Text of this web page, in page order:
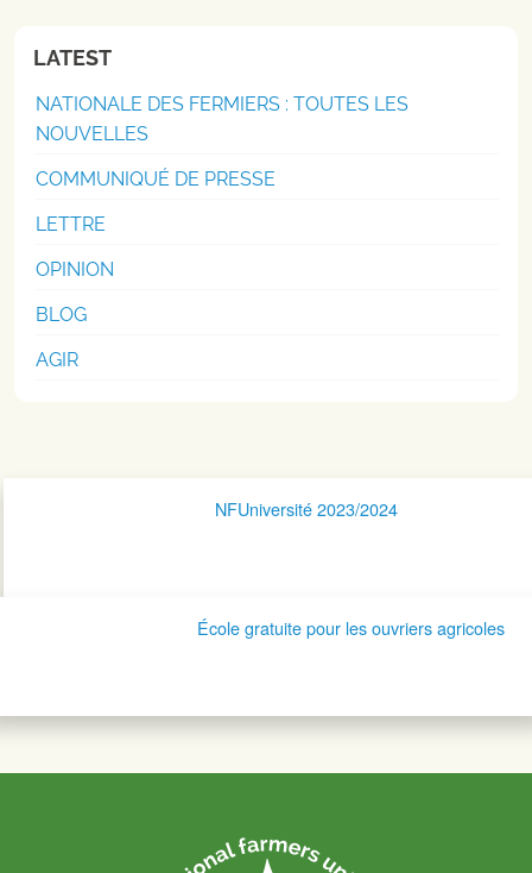
LATEST
NATIONALE DES FERMIERS : TOUTES LES
NOUVELLES
COMMUNIQUÉ DE PRESSE
LETTRE
OPINION
BLOG
AGIR
Navigation postaleNFUniversité 2023/2024
École gratuite pour les ouvriers agricoles